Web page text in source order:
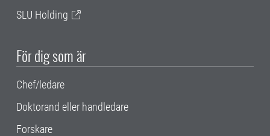
SLU Holding
För dig som är
Chef/ledare
Doktorand eller handledare
Forskare